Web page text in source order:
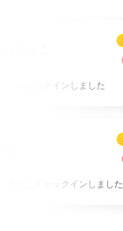
にチェックインしました
本館にチェックインしました